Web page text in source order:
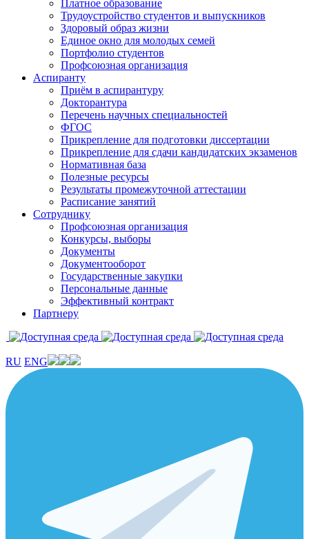
Платное образование
Трудоустройство студентов и выпускников
Здоровый образ жизни
Единое окно для молодых семей
Портфолио студентов
Профсоюзная организация
Аспиранту
Приём в аспирантуру
Докторантура
Перечень научных специальностей
ФГОС
Прикрепление для подготовки диссертации
Прикрепление для сдачи кандидатских экзаменов
Нормативная база
Полезные ресурсы
Результаты промежуточной аттестации
Расписание занятий
Сотруднику
Профсоюзная организация
Конкурсы, выборы
Документы
Документооборот
Государственные закупки
Персональные данные
Эффективный контракт
Партнеру
RU ENG